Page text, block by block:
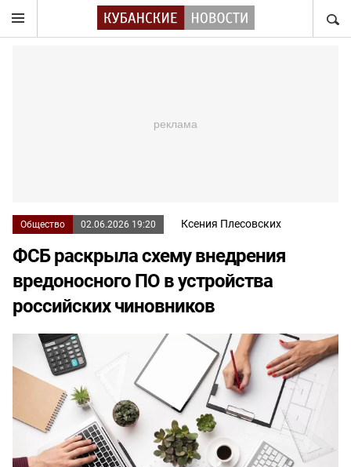
Общество 02.06.2026 19:20 Ксения Плесовских
ФСБ раскрыла схему внедрения
вредоносного ПО в устройства
российских чиновников